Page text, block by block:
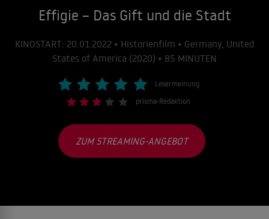
Effigie – Das Gift und die Stadt
KINOSTART: 20.01.2022 • Historienfilm • Germany, United
States of America (2020) • 85 MINUTEN
Lesermeinung
prisma-Redaktion
ZUM STREAMING-ANGEBOT